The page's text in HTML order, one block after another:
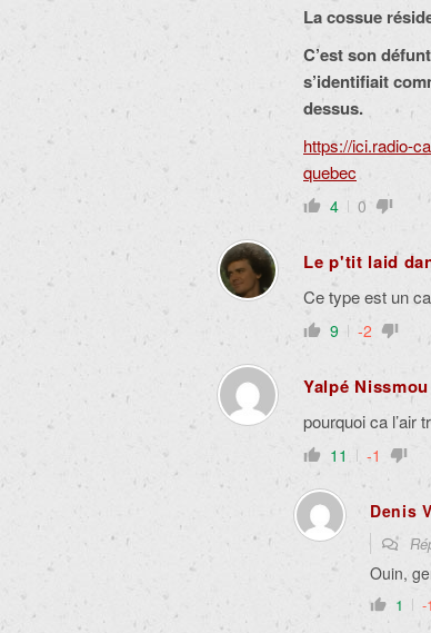
La cossue
C’est son
s’identifiait
dessus.
https://ici.radio-
quebec
4 0
Le p'tit laid
Ce type est un
9 -2
Yalpé Nissmou
pourquoi ca l’air
11 -1
Denis
Ouin,
1 -1